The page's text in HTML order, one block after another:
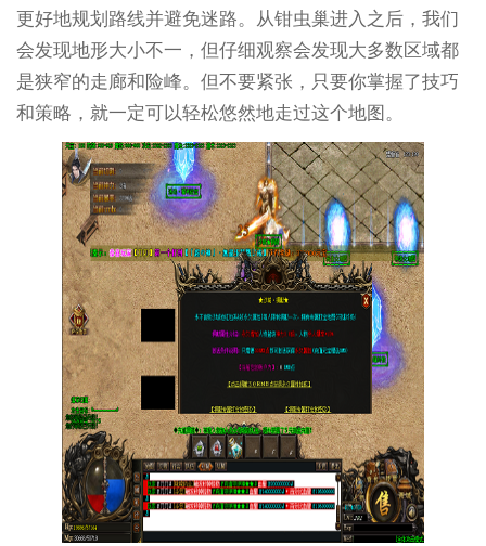
更好地规划路线并避免迷路。从钳虫巢进入之后，我们
会发现地形大小不一，但仔细观察会发现大多数区域都
是狭窄的走廊和险峰。但不要紧张，只要你掌握了技巧
和策略，就一定可以轻松悠然地走过这个地图。